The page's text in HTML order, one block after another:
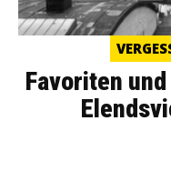
Favoriten